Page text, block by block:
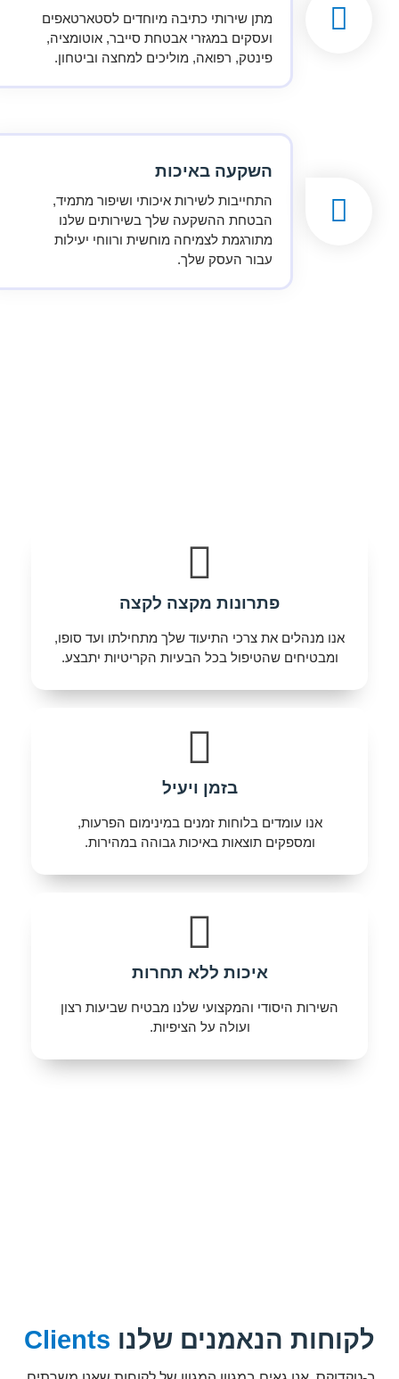
מתן שירותי כתיבה מיוחדים לסטארטאפים
ועסקים במגזרי אבטחת סייבר, אוטומציה,
פינטק, רפואה, מוליכים למחצה וביטחון.
השקעה באיכות
התחייבות לשירות איכותי ושיפור מתמיד,
הבטחת ההשקעה שלך בשירותים שלנו
מתורגמת לצמיחה מוחשית ורווחי יעילות
עבור העסק שלך.
פתרונות מקצה לקצה
אנו מנהלים את צרכי התיעוד שלך מתחילתו ועד סופו,
ומבטיחים שהטיפול בכל הבעיות הקריטיות יתבצע.
בזמן ויעיל
אנו עומדים בלוחות זמנים במינימום הפרעות,
ומספקים תוצאות באיכות גבוהה במהירות.
איכות ללא תחרות
השירות היסודי והמקצועי שלנו מבטיח שביעות רצון
ועולה על הציפיות.
לקוחות הנאמנים שלנוClients